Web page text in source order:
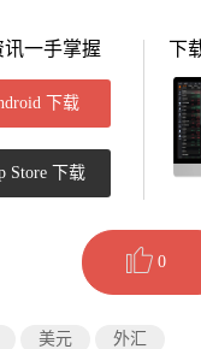
一手掌握
下载
Store 下载
下
0
美元 外汇